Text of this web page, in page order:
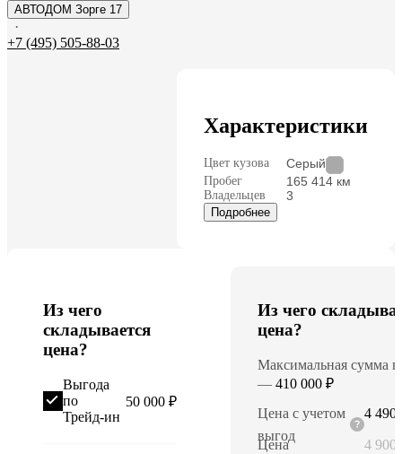
АВТОДОМ Зорге 17
·
+7 (495) 505-88-03
Характеристики
Цвет кузова Серый
Пробег 165 414 км
Владельцев 3
Подробнее
Из чего
складывается
цена?
50 000 ₽
Выгода
по
Трейд-ин
Из чего
цена?
Максимальная сумма
— 410 000 ₽
Цена с учетом
выгод
4 490
Цена 4 900